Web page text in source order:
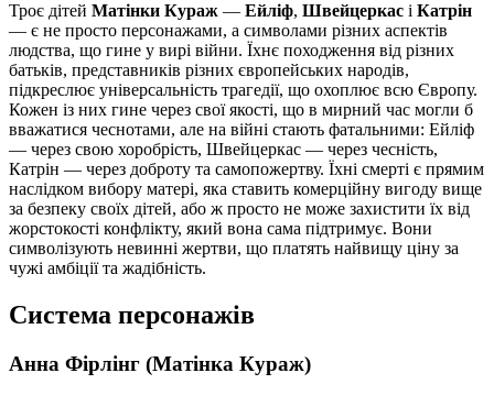
Троє дітей Матінки Кураж — Ейліф, Швейцеркас і Катрін
— є не просто персонажами, а символами різних аспектів
людства, що гине у вирі війни. Їхнє походження від різних
батьків, представників різних європейських народів,
підкреслює універсальність трагедії, що охоплює всю Європу.
Кожен із них гине через свої якості, що в мирний час могли б
вважатися чеснотами, але на війні стають фатальними: Ейліф
— через свою хоробрість, Швейцеркас — через чесність,
Катрін — через доброту та самопожертву. Їхні смерті є прямим
наслідком вибору матері, яка ставить комерційну вигоду вище
за безпеку своїх дітей, або ж просто не може захистити їх від
жорстокості конфлікту, який вона сама підтримує. Вони
символізують невинні жертви, що платять найвищу ціну за
чужі амбіції та жадібність.
Система персонажів
Анна Фірлінг (Матінка Кураж)